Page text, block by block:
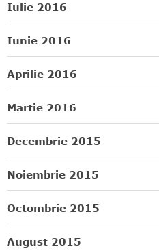
Iulie 2016
Iunie 2016
Aprilie 2016
Martie 2016
Decembrie 2015
Noiembrie 2015
Octombrie 2015
August 2015